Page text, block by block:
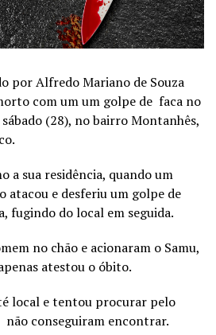
por Alfredo Mariano de Souza
com um um golpe de faca no
(28), no bairro Montanhês,
a sua residência, quando um
atacou e desferiu um golpe de
fugindo do local em seguida.
no chão e acionaram o Samu,
atestou o óbito.
local e tentou procurar pelo
conseguiram encontrar.